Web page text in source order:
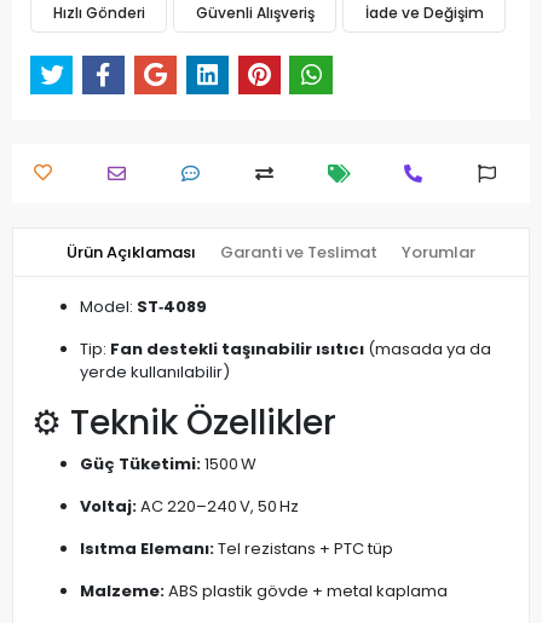
Hızlı Gönderi Güvenli Alışveriş İade ve Değişim
Ürün Açıklaması Garanti ve Teslimat Yorumlar
Model: ST‑4089
Tip: Fan destekli taşınabilir ısıtıcı (masada ya da
yerde kullanılabilir)
⚙️ Teknik Özellikler
Güç Tüketimi:1500 W
Voltaj:AC 220–240 V, 50 Hz
Isıtma Elemanı:Tel rezistans + PTC tüp
Malzeme:ABS plastik gövde + metal kaplama